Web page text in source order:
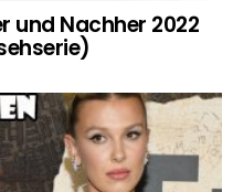
und Nachher 2022